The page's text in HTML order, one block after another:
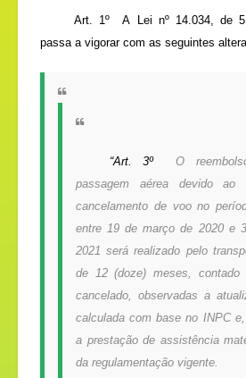
Art. 1º A Lei nº 14.034, de
passa a vigorar com as seguintes
“Art. 3º
O
passagem aérea devido ao
cancelamento de voo no
entre 19 de março de 2020 e
2021 será realizado pelo
de 12 (doze) meses,
cancelado, observadas a
calculada com base no INPC
a prestação de assistência
da regulamentação vigente.